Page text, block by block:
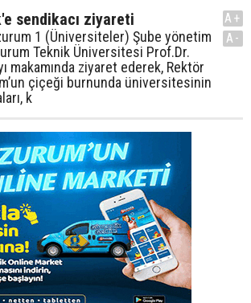
sendikacı ziyareti
1 (Üniversiteler) Şube yönetim
Teknik Üniversitesi Prof.Dr.
makamında ziyaret ederek, Rektör
çiçeği burnunda üniversitesinin
k
A+
A-